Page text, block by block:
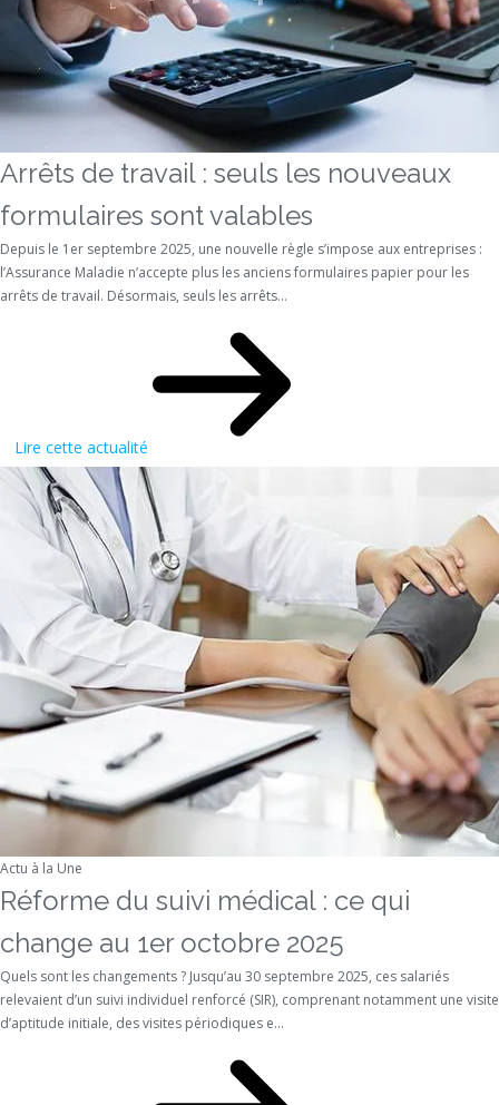
Arrêts de travail : seuls les nouveaux
formulaires sont valables
Depuis le 1er septembre 2025, une nouvelle règle s’impose aux entreprises :
l’Assurance Maladie n’accepte plus les anciens formulaires papier pour les
arrêts de travail. Désormais, seuls les arrêts...
Lire cette actualité
Actu à la Une
Réforme du suivi médical : ce qui
change au 1er octobre 2025
Quels sont les changements ? Jusqu’au 30 septembre 2025, ces salariés
relevaient d’un suivi individuel renforcé (SIR), comprenant notamment une visite
d’aptitude initiale, des visites périodiques e...